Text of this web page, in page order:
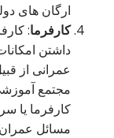
ارگان های
کارفرما:
داشتن
عمرانی از
مجتمع
کارفرما یا
مسائل